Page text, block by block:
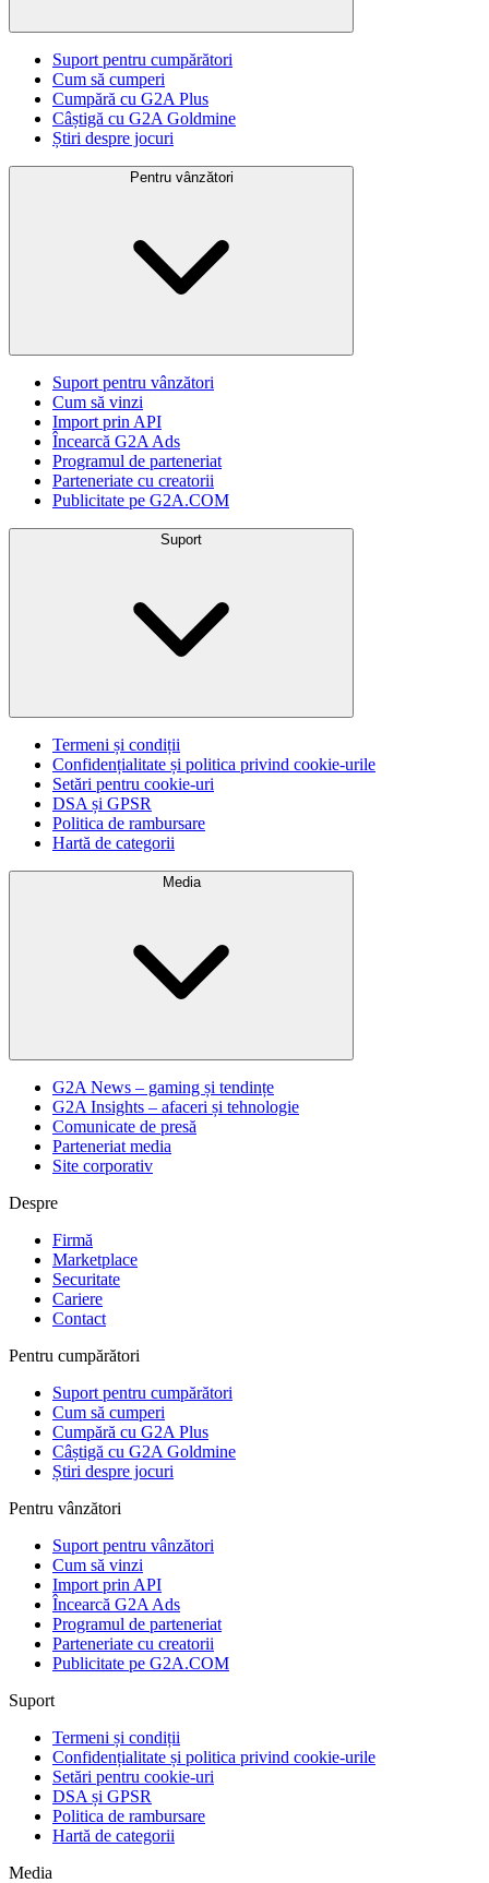
Suport pentru cumpărători
Cum să cumperi
Cumpără cu G2A Plus
Câștigă cu G2A Goldmine
Știri despre jocuri
Pentru vânzători
Suport pentru vânzători
Cum să vinzi
Import prin API
Încearcă G2A Ads
Programul de parteneriat
Parteneriate cu creatorii
Publicitate pe G2A.COM
Suport
Termeni și condiții
Confidențialitate și politica privind cookie-urile
Setări pentru cookie-uri
DSA și GPSR
Politica de rambursare
Hartă de categorii
Media
G2A News – gaming și tendințe
G2A Insights – afaceri și tehnologie
Comunicate de presă
Parteneriat media
Site corporativ
Despre
Firmă
Marketplace
Securitate
Cariere
Contact
Pentru cumpărători
Suport pentru cumpărători
Cum să cumperi
Cumpără cu G2A Plus
Câștigă cu G2A Goldmine
Știri despre jocuri
Pentru vânzători
Suport pentru vânzători
Cum să vinzi
Import prin API
Încearcă G2A Ads
Programul de parteneriat
Parteneriate cu creatorii
Publicitate pe G2A.COM
Suport
Termeni și condiții
Confidențialitate și politica privind cookie-urile
Setări pentru cookie-uri
DSA și GPSR
Politica de rambursare
Hartă de categorii
Media